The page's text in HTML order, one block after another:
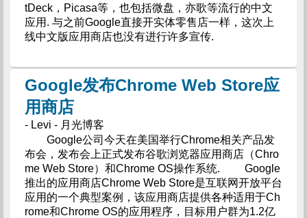
tDeck，Picasa等，也包括微盘，亦歌等流行的中文
应用. 与之前Google直接开实体零售店一样，这次上
线中文版应用商店也没有进行许多宣传.
Google发布Chrome Web Store应
用商店
- Levi - 月光博客
Google公司今天在美国举行Chrome相关产品发
布会，发布会上正式发布谷歌浏览器应用商店（Chro
me Web Store）和Chrome OS操作系统. Google
推出的应用商店Chrome Web Store是互联网开放平台
应用的一个典型案例，该应用商店提供各种适用于Ch
rome和Chrome OS的应用程序，目标用户群为1.2亿